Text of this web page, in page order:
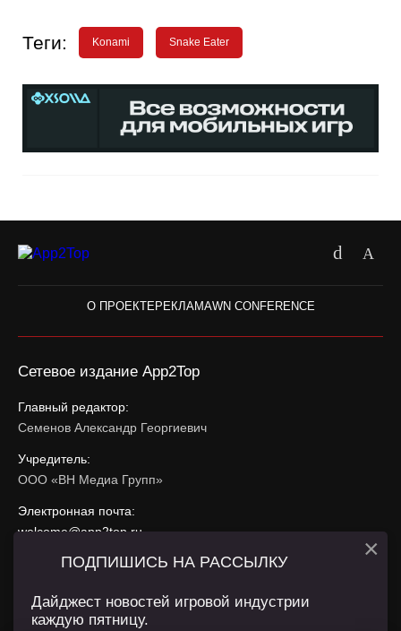
Теги: Konami Snake Eater
О ПРОЕКТЕРЕКЛАМАWN CONFERENCE
Сетевое издание App2Top
Главный редактор:
Семенов Александр Георгиевич
Учредитель:
ООО «ВН Медиа Групп»
Электронная почта:
welcome@app2top.ru
При использовании материалов активная ссылка на
Сайт использует IP адреса, cookie, данные геолокации
ПОДПИШИСЬ НА РАССЫЛКУ
Дайджест новостей игровой индустрии
каждую пятницу.
×